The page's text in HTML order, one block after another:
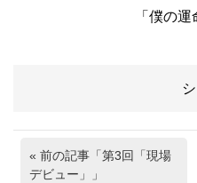
「僕の
« 前の記事「第3回「現場
デビュー」」